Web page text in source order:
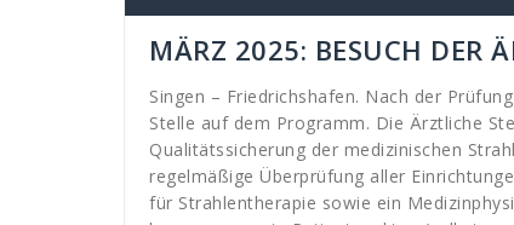
MÄRZ 2025: BESUCH DER
Singen – Friedrichshafen. Nach der
Stelle auf dem Programm. Die Ärztliche
Qualitätssicherung der medizinischen
regelmäßige Überprüfung aller
für Strahlentherapie sowie ein